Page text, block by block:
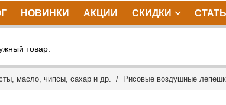
НОВИНКИ АКЦИИ СКИДКИ
товар.
масло, чипсы, сахар и др. / Рисовые воздушные